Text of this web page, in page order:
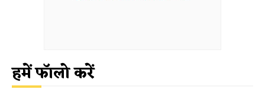
हमें फॉलो करें